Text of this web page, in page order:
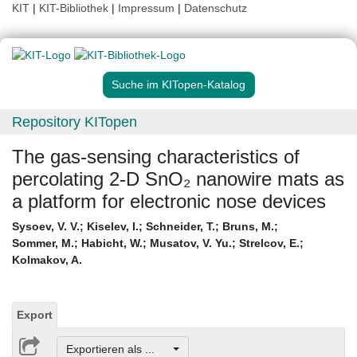
KIT | KIT-Bibliothek | Impressum | Datenschutz
Suche im KITopen-Katalog
Repository KITopen
The gas-sensing characteristics of
percolating 2-D SnO₂ nanowire mats as
a platform for electronic nose devices
Sysoev, V. V.; Kiselev, I.; Schneider, T.; Bruns, M.;
Sommer, M.; Habicht, W.; Musatov, V. Yu.; Strelcov, E.;
Kolmakov, A.
Export
Exportieren als ...